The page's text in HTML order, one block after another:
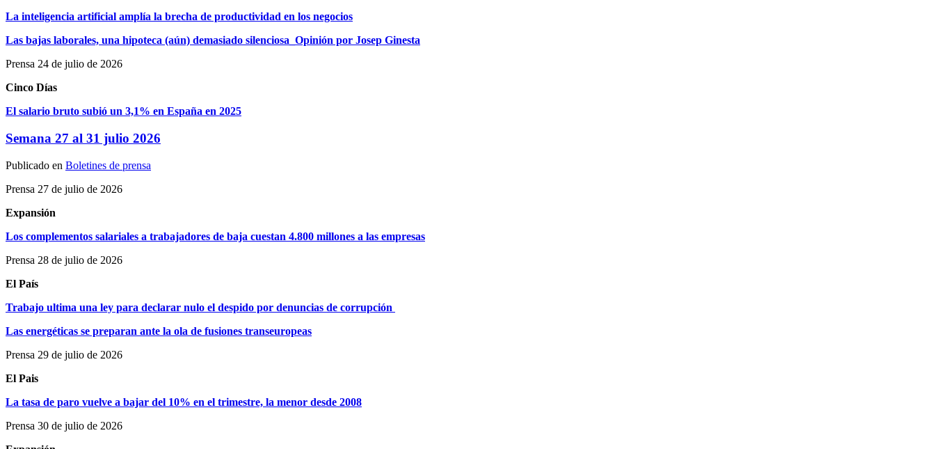
La inteligencia artificial amplía la brecha de productividad en los negocios
Las bajas laborales, una hipoteca (aún) demasiado silenciosa_Opinión por Josep Ginesta
Prensa 24 de julio de 2026
Cinco Días
El salario bruto subió un 3,1% en España en 2025
Semana 27 al 31 julio 2026
Publicado en Boletines de prensa
Prensa 27 de julio de 2026
Expansión
Los complementos salariales a trabajadores de baja cuestan 4.800 millones a las empresas
Prensa 28 de julio de 2026
El País
Trabajo ultima una ley para declarar nulo el despido por denuncias de corrupción
Las energéticas se preparan ante la ola de fusiones transeuropeas
Prensa 29 de julio de 2026
El Pais
La tasa de paro vuelve a bajar del 10% en el trimestre, la menor desde 2008
Prensa 30 de julio de 2026